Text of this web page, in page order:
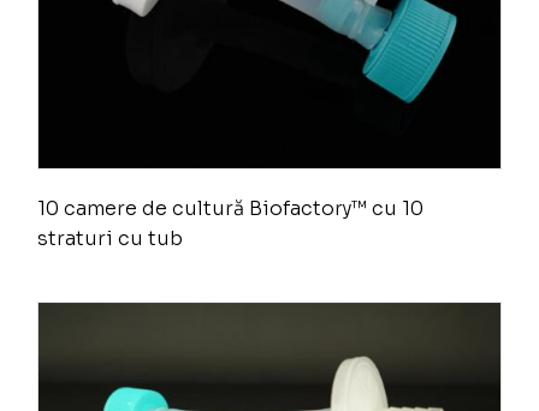
10 camere de cultură Biofactory™ cu 10
straturi cu tub